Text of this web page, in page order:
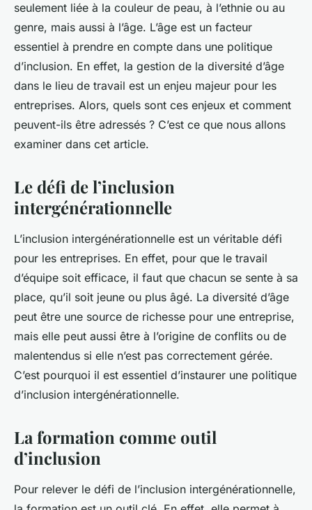
Sohan•26 février 2024•6 min de lecture
seulement liée à la couleur de peau, à l’ethnie ou au
genre, mais aussi à l’âge. L’âge est un facteur
essentiel à prendre en compte dans une politique
d’inclusion. En effet, la gestion de la diversité d’âge
dans le lieu de travail est un enjeu majeur pour les
entreprises. Alors, quels sont ces enjeux et comment
peuvent-ils être adressés ? C’est ce que nous allons
examiner dans cet article.
Le défi de l’inclusion
intergénérationnelle
L’inclusion intergénérationnelle est un véritable défi
pour les entreprises. En effet, pour que le travail
d’équipe soit efficace, il faut que chacun se sente à sa
place, qu’il soit jeune ou plus âgé. La diversité d’âge
peut être une source de richesse pour une entreprise,
mais elle peut aussi être à l’origine de conflits ou de
malentendus si elle n’est pas correctement gérée.
C’est pourquoi il est essentiel d’instaurer une politique
d’inclusion intergénérationnelle.
La formation comme outil
d’inclusion
Pour relever le défi de l’inclusion intergénérationnelle,